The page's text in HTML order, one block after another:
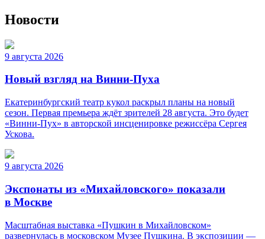
Новости
9 августа 2026
Новый взгляд на Винни-Пуха
Екатеринбургский театр кукол раскрыл планы на новый
сезон. Первая премьера ждёт зрителей 28 августа. Это будет
«Винни-Пух» в авторской инсценировке режиссёра Сергея
Ускова.
9 августа 2026
Экспонаты из «Михайловского» показали
в Москве
Масштабная выставка «Пушкин в Михайловском»
развернулась в московском Музее Пушкина. В экспозиции —